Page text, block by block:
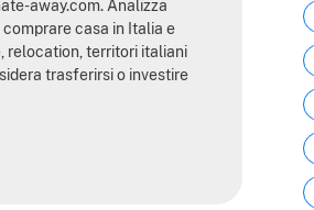
away.com. Analizza
casa in Italia e
relocation, territori italiani
trasferirsi o investire